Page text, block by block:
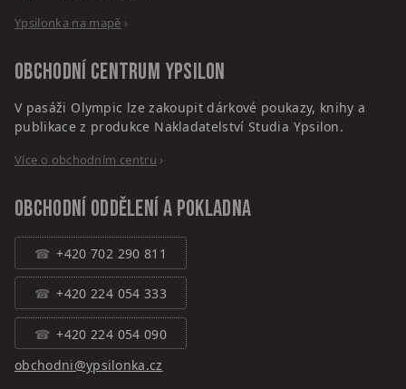
Ypsilonka na mapě ›
Obchodní centrum Ypsilon
V pasáži Olympic lze zakoupit dárkové poukazy, knihy a
publikace z produkce Nakladatelství Studia Ypsilon.
Více o obchodním centru ›
Obchodní oddělení a pokladna
+420 702 290 811
+420 224 054 333
+420 224 054 090
obchodni@ypsilonka.cz